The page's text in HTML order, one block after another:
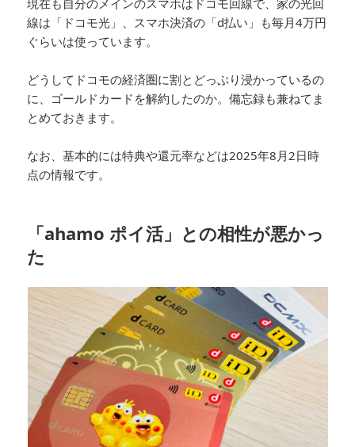
線は「ドコモ光」、スマホ決済の「d払い」も毎月4万円
ぐらいは使っています。
どうしてドコモの経済圏に割とどっぷり浸かっているの
に、ゴールドカードを解約したのか。備忘録も兼ねてま
とめておきます。
なお、基本的には特典や還元率などは2025年8月2日時
点の情報です。
「ahamo ポイ活」との相性が悪かっ
た